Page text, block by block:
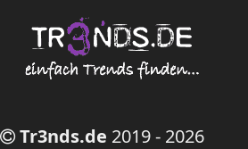
Tr3nds.de 2019 - 2026